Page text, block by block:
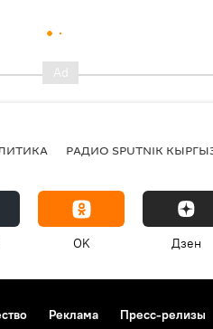
РАДИО SPUTNIK
OK Дзен
Реклама Пресс-релизы